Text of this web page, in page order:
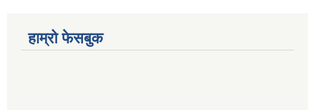
हाम्रो फेसबुक